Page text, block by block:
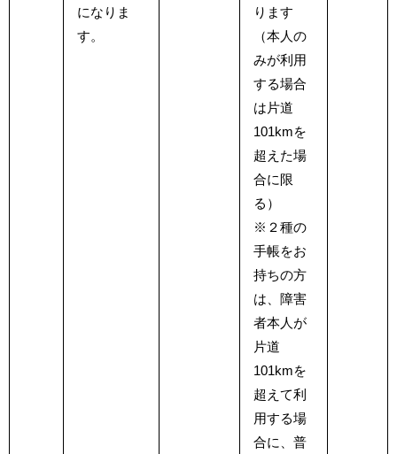
になりま
す。
ります
（本人の
みが利用
する場合
は片道
101kmを
超えた場
合に限
る）
※２種の
手帳をお
持ちの方
は、障害
者本人が
片道
101kmを
超えて利
用する場
合に、普